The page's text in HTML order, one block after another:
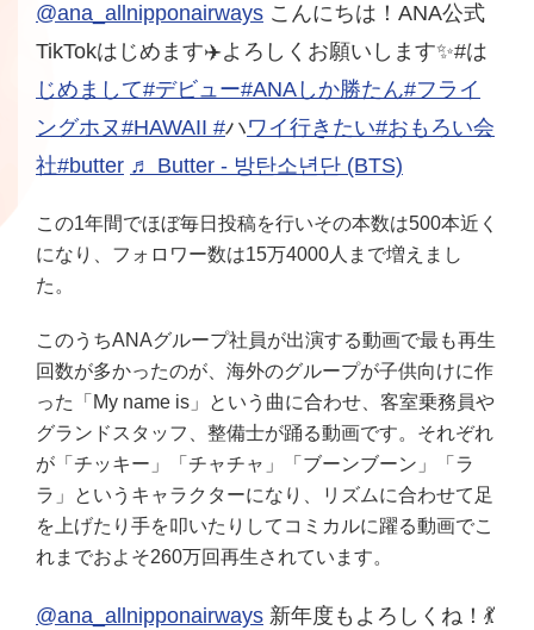
@ana_allnipponairways こんにちは！ANA公式
TikTokはじめます✈️よろしくお願いします✨#は
じめまして#デビュー#ANAしか勝たん#フ ライ
ングホヌ#HAWAII #ハワイ行きたい#お もろい会
社#butter ♬ Butter - 방탄소년단 (BTS)
この1年間でほぼ毎日投稿を行いその本数は500本近く
になり、フォロワー数は15万4000人まで増えまし
た。
このうちANAグループ社員が出演する動画で最も再生
回数が多かったのが、海外のグループが子供向けに作
った「My name is」という曲に合わせ、客室乗務員や
グランドスタッフ、整備士が踊る動画です。それぞれ
が「チッキー」「チャチャ」「ブーンブーン」「ラ
ラ」というキャラクターになり、リズムに合わせて足
を上げたり手を叩いたりしてコミカルに躍る動画でこ
れまでおよそ260万回再生されています。
@ana_allnipponairways 新年度もよろしくね！💃